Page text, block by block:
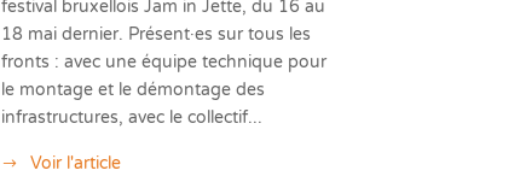
festival bruxellois Jam in Jette, du 16 au
18 mai dernier. Présent·es sur tous les
fronts : avec une équipe technique pour
le montage et le démontage des
infrastructures, avec le collectif...
Voir l'article